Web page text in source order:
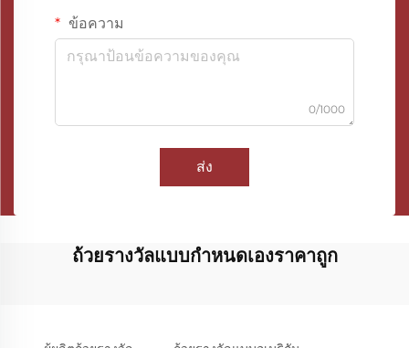
ข้อความ
0/1000
ส่ง
ถ้วยรางวัลแบบกำหนดเองราคาถูก